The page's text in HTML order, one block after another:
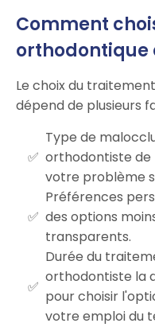
Comment
orthodontique
Le choix du
dépend de plusieurs
Type de
orthodontiste de
votre problème
Préférences
des options
transparents.
Durée du
orthodontiste la
pour choisir
votre emploi du